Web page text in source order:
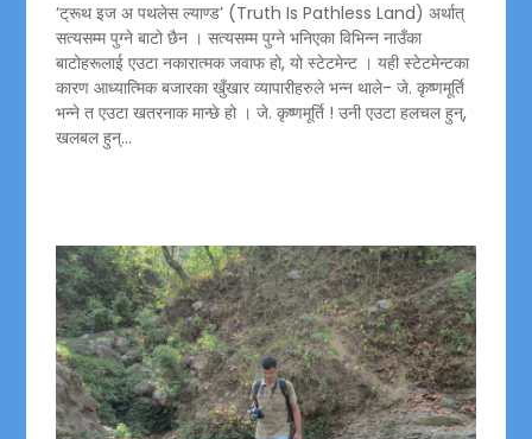
‘ट्रूथ इज अ पथलेस ल्याण्ड’ (Truth Is Pathless Land) अर्थात्
सत्यसम्म पुग्ने बाटो छैन । सत्यसम्म पुग्ने भनिएका विभिन्न नाउँका
बाटोहरूलाई एउटा नकारात्मक जवाफ हो, यो स्टेटमेन्ट । यही स्टेटमेन्टका
कारण आध्यात्मिक बजारका खुँखार व्यापारीहरुले भन्न थाले- जे. कृष्णमूर्ति
भन्ने त एउटा खतरनाक मान्छे हो । जे. कृष्णमूर्ति ! उनी एउटा हलचल हुन्,
खलबल हुन्…